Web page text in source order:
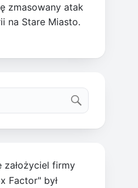
zmasowany atak
na Stare Miasto.
założyciel firmy
Factor" był